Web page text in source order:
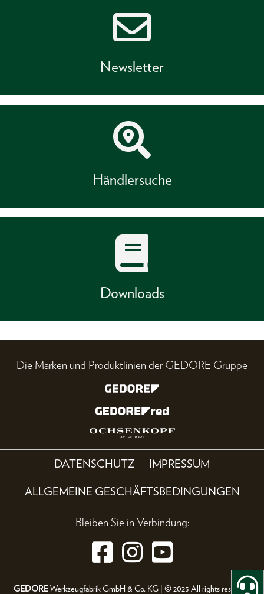
Newsletter
Händlersuche
Downloads
Die Marken und Produktlinien der GEDORE Gruppe
DATENSCHUTZ IMPRESSUM
ALLGEMEINE GESCHÄFTSBEDINGUNGEN
Bleiben Sie in Verbindung:
GEDOREWerkzeugfabrik GmbH & Co. KG | © 2025 All rights reserved.